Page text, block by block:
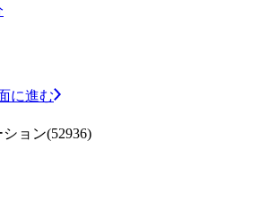
に進む
ョン(52936)